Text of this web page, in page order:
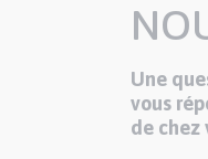
Texte
Une
vous
de chez